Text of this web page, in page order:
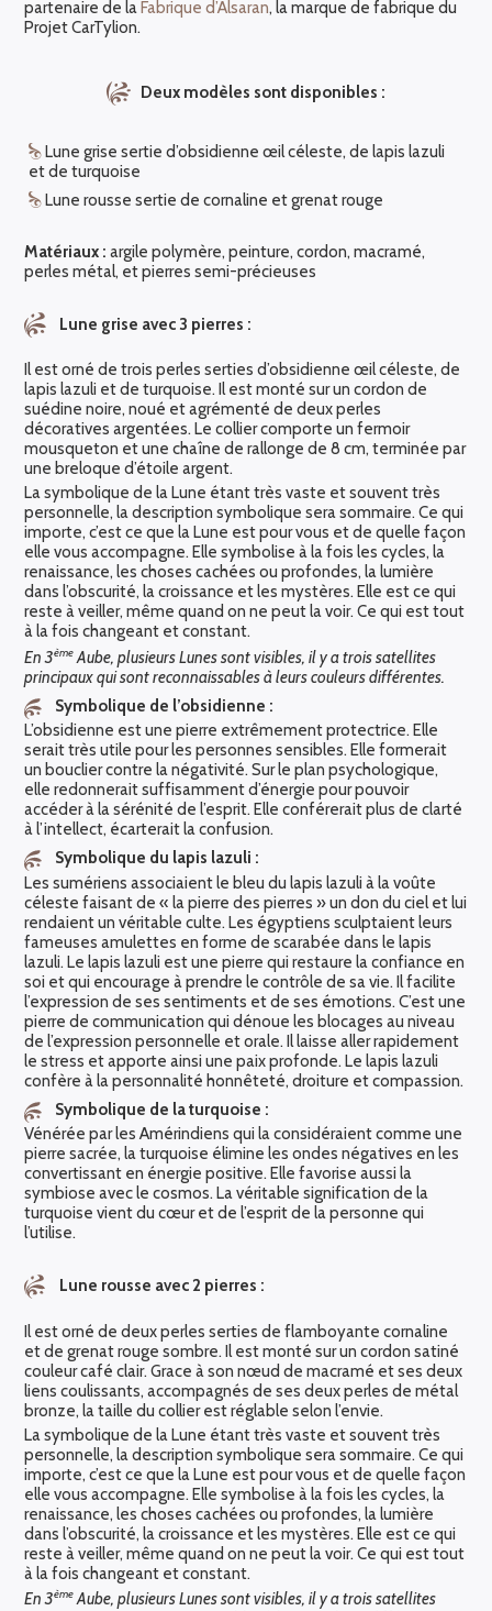
partenaire de laFabrique d’Alsaran, la marque de fabrique du
Projet CarTylion.
Deux modèles sont disponibles :
Lune grise sertie d’obsidienne œil céleste, de lapis lazuli
et de turquoise
Lune rousse sertie de cornaline et grenat rouge
Matériaux : argile polymère, peinture, cordon, macramé,
perles métal, et pierres semi-précieuses
Lune grise avec 3 pierres :
Il est orné de trois perles serties d’obsidienne œil céleste, de
lapis lazuli et de turquoise. Il est monté sur un cordon de
suédine noire, noué et agrémenté de deux perles
décoratives argentées. Le collier comporte un fermoir
mousqueton et une chaîne de rallonge de 8 cm, terminée par
une breloque d’étoile argent.
La symbolique de la Lune étant très vaste et souvent très
personnelle, la description symbolique sera sommaire. Ce qui
importe, c’est ce que la Lune est pour vous et de quelle façon
elle vous accompagne. Elle symbolise à la fois les cycles, la
renaissance, les choses cachées ou profondes, la lumière
dans l’obscurité, la croissance et les mystères. Elle est ce qui
reste à veiller, même quand on ne peut la voir. Ce qui est tout
à la fois changeant et constant.
En 3èmeAube, plusieurs Lunes sont visibles, il y a trois satellites
principaux qui sont reconnaissables à leurs couleurs différentes.
Symbolique de l’obsidienne :
L’obsidienne est une pierre extrêmement protectrice. Elle
serait très utile pour les personnes sensibles. Elle formerait
un bouclier contre la négativité. Sur le plan psychologique,
elle redonnerait suffisamment d’énergie pour pouvoir
accéder à la sérénité de l’esprit. Elle conférerait plus de clarté
à l’intellect, écarterait la confusion.
Symbolique du lapis lazuli :
Les sumériens associaient le bleu du lapis lazuli à la voûte
céleste faisant de « la pierre des pierres » un don du ciel et lui
rendaient un véritable culte. Les égyptiens sculptaient leurs
fameuses amulettes en forme de scarabée dans le lapis
lazuli. Le lapis lazuli est une pierre qui restaure la confiance en
soi et qui encourage à prendre le contrôle de sa vie. Il facilite
l’expression de ses sentiments et de ses émotions. C’est une
pierre de communication qui dénoue les blocages au niveau
de l’expression personnelle et orale. Il laisse aller rapidement
le stress et apporte ainsi une paix profonde. Le lapis lazuli
confère à la personnalité honnêteté, droiture et compassion.
Symbolique de la turquoise :
Vénérée par les Amérindiens qui la considéraient comme une
pierre sacrée, la turquoise élimine les ondes négatives en les
convertissant en énergie positive. Elle favorise aussi la
symbiose avec le cosmos. La véritable signification de la
turquoise vient du cœur et de l’esprit de la personne qui
l’utilise.
Lune rousse avec 2 pierres :
Il est orné de deux perles serties de flamboyante cornaline
et de grenat rouge sombre. Il est monté sur un cordon satiné
couleur café clair. Grace à son nœud de macramé et ses deux
liens coulissants, accompagnés de ses deux perles de métal
bronze, la taille du collier est réglable selon l’envie.
La symbolique de la Lune étant très vaste et souvent très
personnelle, la description symbolique sera sommaire. Ce qui
importe, c’est ce que la Lune est pour vous et de quelle façon
elle vous accompagne. Elle symbolise à la fois les cycles, la
renaissance, les choses cachées ou profondes, la lumière
dans l’obscurité, la croissance et les mystères. Elle est ce qui
reste à veiller, même quand on ne peut la voir. Ce qui est tout
à la fois changeant et constant.
En 3èmeAube, plusieurs Lunes sont visibles, il y a trois satellites